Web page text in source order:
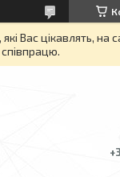
Вас цікавлять, на